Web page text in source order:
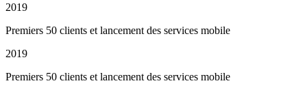
2019
Premiers 50 clients et lancement des services mobile
2019
Premiers 50 clients et lancement des services mobile